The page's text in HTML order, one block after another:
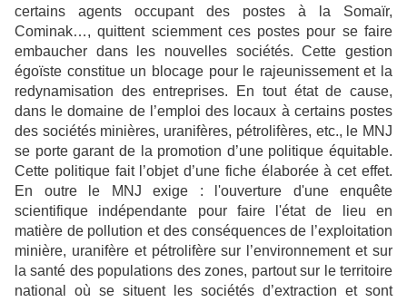
certains agents occupant des postes à la Somaïr,
Cominak…, quittent sciemment ces postes pour se faire
embaucher dans les nouvelles sociétés. Cette gestion
égoïste constitue un blocage pour le rajeunissement et la
redynamisation des entreprises. En tout état de cause,
dans le domaine de l’emploi des locaux à certains postes
des sociétés minières, uranifères, pétrolifères, etc., le MNJ
se porte garant de la promotion d’une politique équitable.
Cette politique fait l’objet d’une fiche élaborée à cet effet.
En outre le MNJ exige : l'ouverture d'une enquête
scientifique indépendante pour faire l'état de lieu en
matière de pollution et des conséquences de l’exploitation
minière, uranifère et pétrolifère sur l’environnement et sur
la santé des populations des zones, partout sur le territoire
national où se situent les sociétés d’extraction et sont